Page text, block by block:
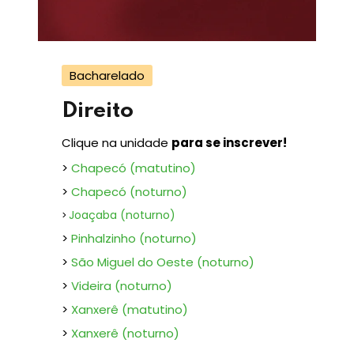
Bacharelado
Direito
Clique na unidade para se inscrever!
> Chapecó (matutino)
> Chapecó (noturno)
> Joaçaba (noturno)
> Pinhalzinho (noturno)
> São Miguel do Oeste (noturno)
> Videira (noturno)
> Xanxerê (matutino)
> Xanxerê (noturno)